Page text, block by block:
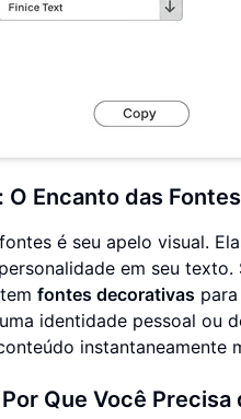
O Encanto das
é seu apelo visual.
em seu
fontes decorativas
identidade pessoal ou
instantaneamente
Que Você